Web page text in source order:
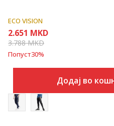
ECO VISION
2.651 MKD
3.788MKD
Попуст30%
Додај во